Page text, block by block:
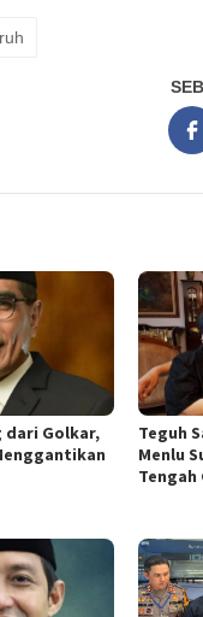
dari Golkar,
Teguh
Menlu
Tengah